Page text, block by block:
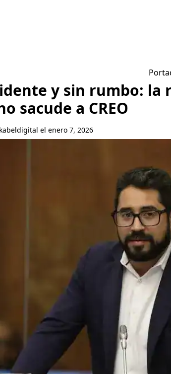
y sin rumbo: la
sacude a CREO
el enero 7, 2026